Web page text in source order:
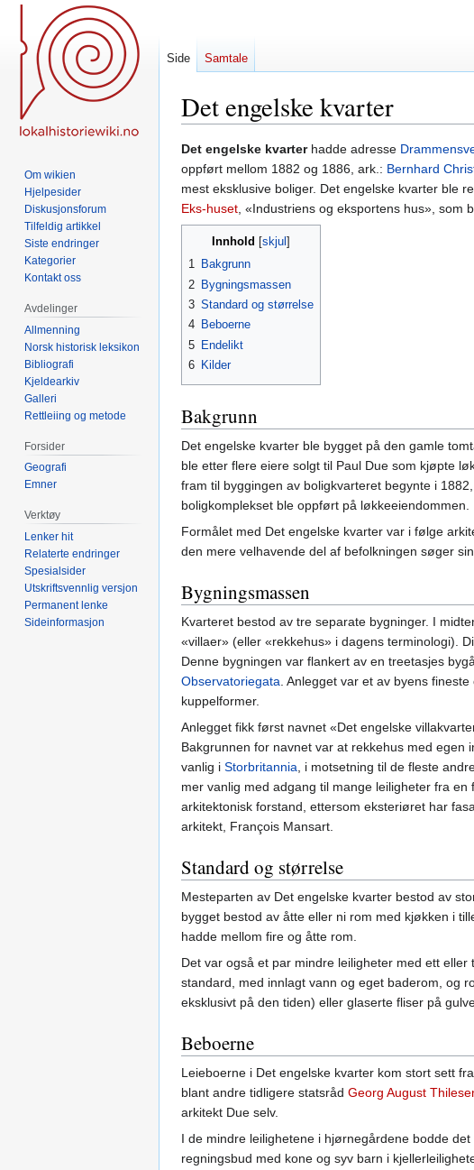
Det engelske kvarter
Hopp
til
navigering
Hopp
til
søk
Det engelske kvarterhadde adresse
oppført mellom 1882 og 1886, ark.: Bernhard
mest eksklusive boliger. Det engelske kvarter ble
Eks-huset, «Industriens og eksportens hus», som
Innhold
1 Bakgrunn
2 Bygningsmassen
3 Standard og størrelse
4 Beboerne
5 Endelikt
6 Kilder
Bakgrunn
Det engelske kvarter ble bygget på den gamle
ble etter flere eiere solgt til Paul Due som kjøpte
fram til byggingen av boligkvarteret begynte i
boligkomplekset ble oppført på løkkeeiendommen.
Formålet med Det engelske kvarter var i følge
den mere velhavende del af befolkningen søger
Bygningsmassen
Kvarteret bestod av tre separate bygninger. I
«villaer» (eller «rekkehus» i dagens terminologi).
Denne bygningen var flankert av en treetasjes
Observatoriegata. Anlegget var et av byens
kuppelformer.
Anlegget fikk først navnet «Det engelske
Bakgrunnen for navnet var at rekkehus med
vanlig i Storbritannia, i motsetning til de fleste
mer vanlig med adgang til mange leiligheter fra
arkitektonisk forstand, ettersom eksteriøret har
arkitekt, François Mansart.
Standard og størrelse
Mesteparten av Det engelske kvarter bestod av
bygget bestod av åtte eller ni rom med kjøkken i
hadde mellom fire og åtte rom.
Det var også et par mindre leiligheter med ett
standard, med innlagt vann og eget baderom, og
eksklusivt på den tiden) eller glaserte fliser på
Beboerne
Leieboerne i Det engelske kvarter kom stort sett
blant andre tidligere statsråd Georg August
arkitekt Due selv.
I de mindre leilighetene i hjørnegårdene bodde
regningsbud med kone og syv barn i
Side Samtale
Om wikien
Hjelpesider
Diskusjonsforum
Tilfeldig artikkel
Siste endringer
Kategorier
Kontakt oss
Avdelinger
Allmenning
Norsk historisk leksikon
Bibliografi
Kjeldearkiv
Galleri
Rettleiing og metode
Forsider
Geografi
Emner
Verktøy
Lenker hit
Relaterte endringer
Spesialsider
Utskriftsvennlig versjon
Permanent lenke
Sideinformasjon